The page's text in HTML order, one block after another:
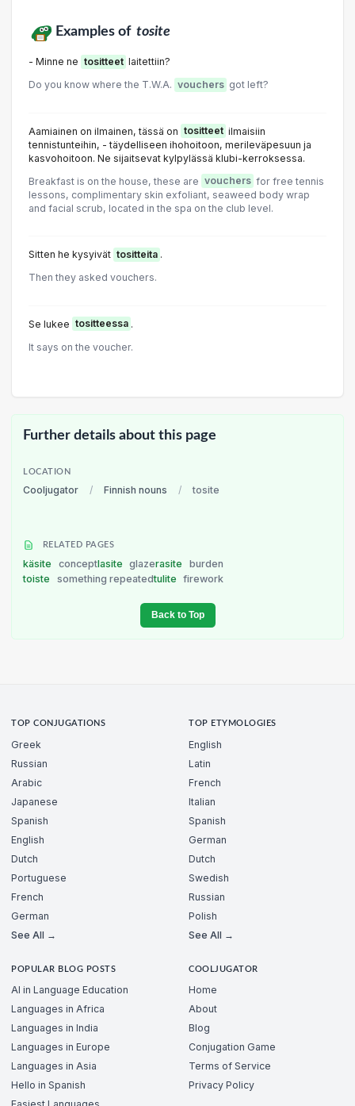
Examples of tosite
- Minne ne tositteet laitettiin?
Do you know where the T.W.A. vouchers got left?
Aamiainen on ilmainen, tässä on tositteet ilmaisiin
tennistunteihin, - täydelliseen ihohoitoon, merileväpesuun ja
kasvohoitoon. Ne sijaitsevat kylpylässä klubi-kerroksessa.
Breakfast is on the house, these are vouchers for free tennis
lessons, complimentary skin exfoliant, seaweed body wrap
and facial scrub, located in the spa on the club level.
Sitten he kysyivät tositteita .
Then they asked vouchers.
Se lukee tositteessa .
It says on the voucher.
Further details about this page
LOCATION
Cooljugator / Finnish nouns / tosite
RELATED PAGES
käsite conceptlasite glazerasite
burden
toiste
something repeatedtulite firework
Back to Top
TOP CONJUGATIONS
Greek
Russian
Arabic
Japanese
Spanish
English
Dutch
Portuguese
French
German
See All →
TOP ETYMOLOGIES
English
Latin
French
Italian
Spanish
German
Dutch
Swedish
Russian
Polish
See All →
POPULAR BLOG POSTS
AI in Language Education
Languages in Africa
Languages in India
Languages in Europe
Languages in Asia
Hello in Spanish
COOLJUGATOR
Home
About
Blog
Conjugation Game
Terms of Service
Privacy Policy